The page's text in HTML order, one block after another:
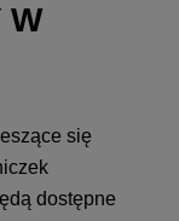
W
się
dostępne